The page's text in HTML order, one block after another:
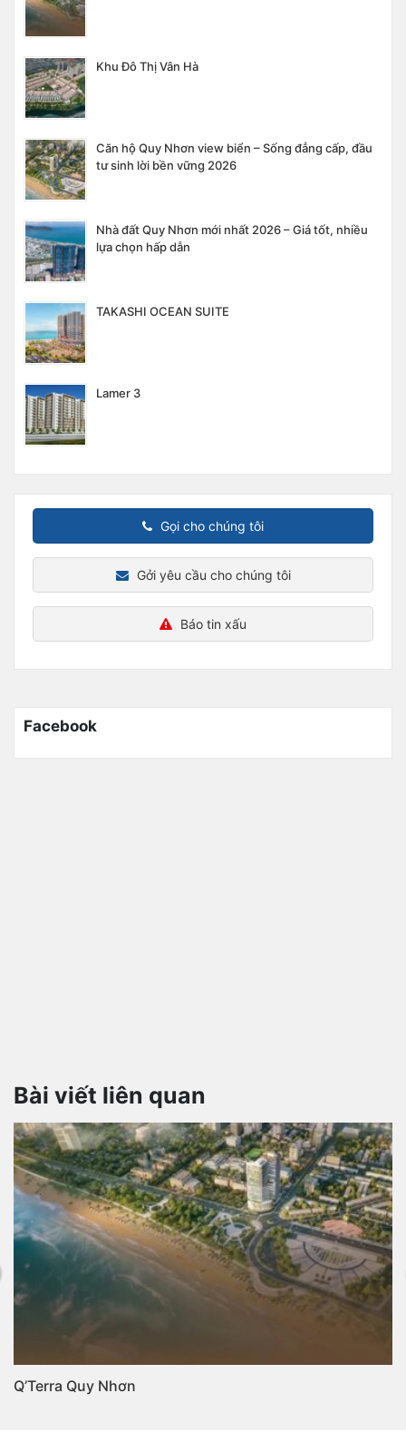
Khu Đô Thị Vân Hà
Căn hộ Quy Nhơn view biển – Sống đẳng cấp, đầu
tư sinh lời bền vững 2026
Nhà đất Quy Nhơn mới nhất 2026 – Giá tốt, nhiều
lựa chọn hấp dẫn
TAKASHI OCEAN SUITE
Lamer 3
Gọi cho chúng tôi
Gởi yêu cầu cho chúng tôi
Báo tin xấu
Facebook
Bài viết liên quan
Q’Terra Quy Nhơn